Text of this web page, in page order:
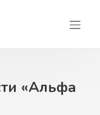
«Альфа